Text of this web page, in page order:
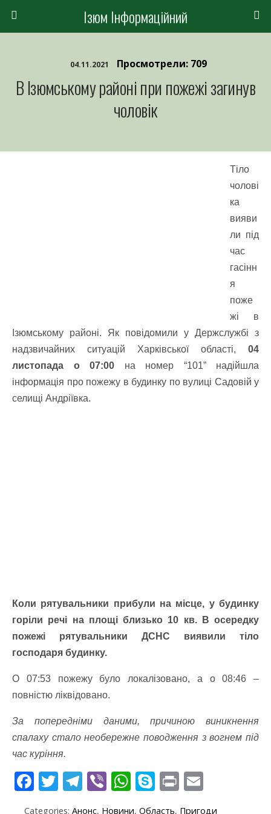
Ізюм Інформаційний
04.11.2021 Просмотрели: 709
В Ізюмському районі при пожежі загинув
чоловік
Тіло
чолові
ка
вияви
ли під
час
гасінн
я
поже
жі в
Ізюмському районі. Як повідомили у Держслужбі з
надзвичайних ситуацій Харківської області, 04
листопада о 07:00 на номер “101” надійшла
інформація про пожежу в будинку по вулиці Садовій у
селищі Андріївка.
Коли рятувальники прибули на місце, у будинку
горіли речі на площі близько 10 кв. В осередку
пожежі рятувальники ДСНС виявили тіло
господаря будинку.
О 07:53 пожежу було локалізовано, а о 08:46 –
повністю ліквідовано.
За попередніми даними, причиною виникнення
спалаху стало необережне поводження з вогнем під
час куріння.
F T T Vi W S Pr
Categories: Анонс, Новини, Область, Пригоди